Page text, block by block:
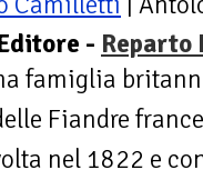
- Reparto
famiglia
Fiandre
nel 1822 e